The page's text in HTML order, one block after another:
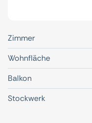
Zimmer
Wohnfläche
Balkon
Stockwerk